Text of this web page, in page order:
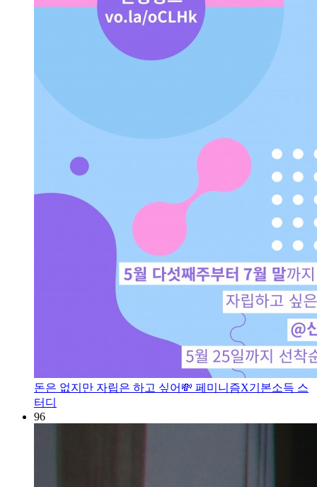
돈은 없지만 자립은 하고 싶어💸 페미니즘X기본소득 스
터디
96